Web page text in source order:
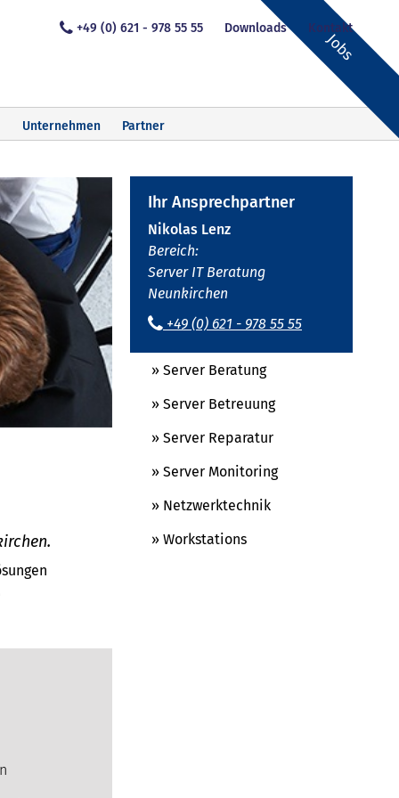
Jobs
+49 (0) 621 - 978 55 55 Downloads Kontakt
Unternehmen Partner
Ihr Ansprechpartner
Nikolas Lenz
Bereich:
Server IT Beratung
Neunkirchen
+49 (0) 621 - 978 55 55
» Server Beratung
» Server Betreuung
» Server Reparatur
» Server Monitoring
» Netzwerktechnik
» Workstations